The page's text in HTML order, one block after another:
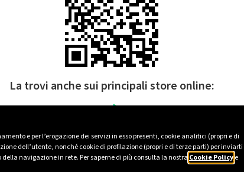
e per l’erogazione dei servizi in esso presenti, cookie analitici (propri e di
dell’utente, nonché cookie di profilazione (propri e di terze parti) per inviarti
navigazione in rete. Per saperne di più consulta la nostra Cookie Policye
La trovi anche sui principali store online: